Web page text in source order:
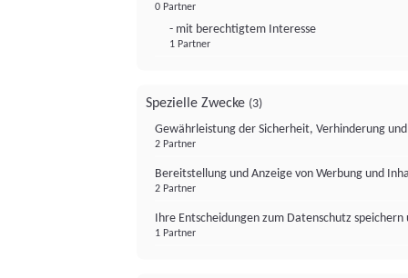
0 Partner
- mit berechtigtem Interesse
1 Partner
Spezielle Zwecke (3)
Gewährleistung der Sicherheit, Verhinderung
2 Partner
Bereitstellung und Anzeige von Werbung und
2 Partner
Ihre Entscheidungen zum Datenschutz
1 Partner